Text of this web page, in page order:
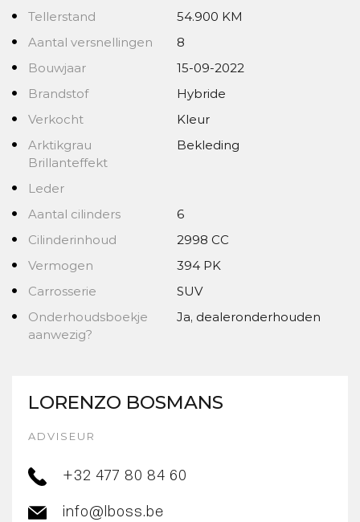
Tellerstand
54.900 KM
Aantal versnellingen
8
Bouwjaar
15-09-2022
Brandstof
Hybride
Verkocht
Kleur
Arktikgrau
Brillanteffekt
Bekleding
Leder
Aantal cilinders
6
Cilinderinhoud
2998 CC
Vermogen
394 PK
Carrosserie
SUV
Onderhoudsboekje
aanwezig?
Ja, dealeronderhouden
LORENZO BOSMANS
ADVISEUR
+32 477 80 84 60
info@lboss.be